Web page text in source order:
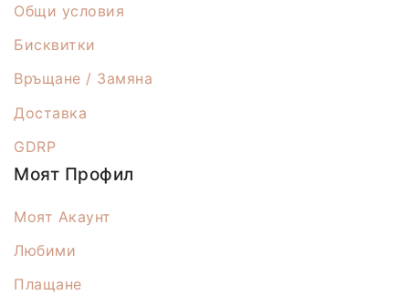
Общи условия
Бисквитки
Връщане / Замяна
Доставка
GDRP
Моят Профил
Моят Акаунт
Любими
Плащане